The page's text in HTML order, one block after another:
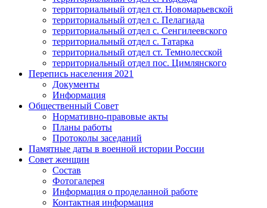
территориальный отдел ст. Новомарьевской
территориальный отдел с. Пелагиада
территориальный отдел с. Сенгилеевского
территориальный отдел с. Татарка
территориальный отдел ст. Темнолесской
территориальный отдел пос. Цимлянского
Перепись населения 2021
Документы
Информация
Общественный Совет
Нормативно-правовые акты
Планы работы
Протоколы заседаний
Памятные даты в военной истории России
Совет женщин
Состав
Фотогалерея
Информация о проделанной работе
Контактная информация